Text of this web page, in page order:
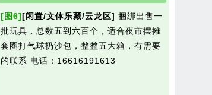
[图6][闲置/文体乐藏/云龙区] 捆绑出售一
批玩具，总数五到六百个，适合夜市摆摊
套圈打气球扔沙包，整整五大箱，有需要
的联系 电话：16616191613